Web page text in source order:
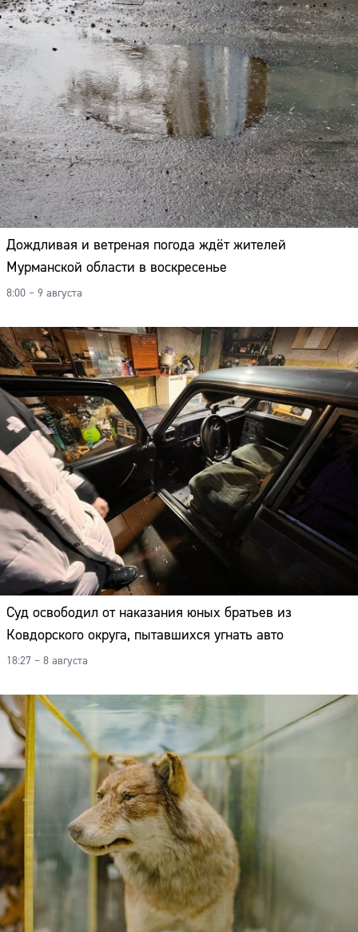
Дождливая и ветреная погода ждёт жителей
Мурманской области в воскресенье
8:00 – 9 августа
Суд освободил от наказания юных братьев из
Ковдорского округа, пытавшихся угнать авто
18:27 – 8 августа